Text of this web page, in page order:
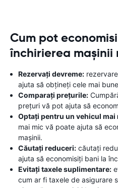
Cum pot
închirierea mașinii
Rezervați devreme:
ajuta să obțineți cele mai
Comparați prețurile:
prețuri vă pot ajuta să
Optați pentru un vehicul mai
mai mic vă poate ajuta să
mașinii.
Căutați reduceri: căutați
ajuta să economisiți bani la
Evitați taxele suplimentare:
cum ar fi taxele de asigurare